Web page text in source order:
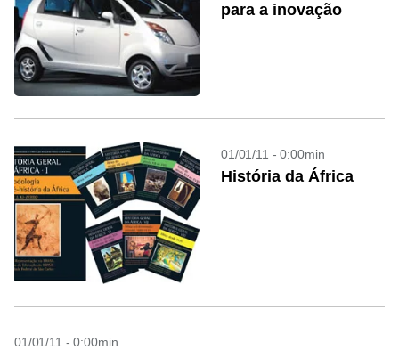
para a inovação
01/01/11 - 0:00min
História da África
01/01/11 - 0:00min